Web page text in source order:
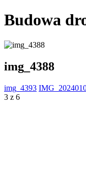
Budowa
img_4388
img_4393
3 z 6